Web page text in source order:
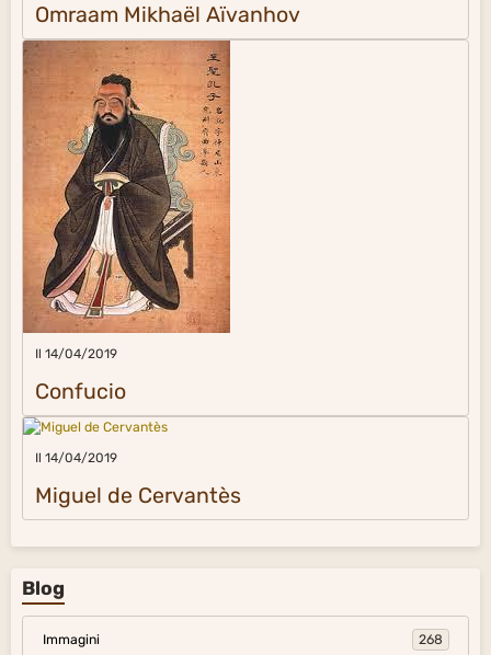
Omraam Mikhaël Aïvanhov
Il 14/04/2019
Confucio
Il 14/04/2019
Miguel de Cervantès
Blog
Immagini 268